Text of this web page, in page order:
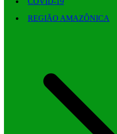
REGIÃO AMAZÔNICA